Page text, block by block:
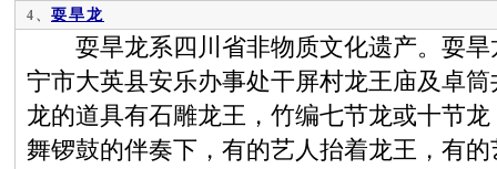
4、 耍旱龙
耍旱龙系四川省非物质文化遗产。耍旱
宁市大英县安乐办事处干屏村龙王庙及卓
龙的道具有石雕龙王，竹编七节龙或十节
舞锣鼓的伴奏下，有的艺人抬着龙王，有